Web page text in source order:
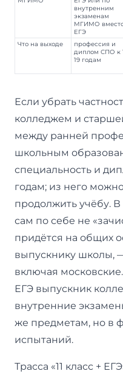
внутренним
экзаменам
МГИМО
ЕГЭ
Что на выходе
профессия и
диплом СПО к
19 годам
Если убрать
колледжем и
между ранней
школьным
специальность и
годам; из него
продолжить учёбу.
сам по себе не
придётся на общих
выпускнику школы,
включая
ЕГЭ выпускник
внутренние
же предметам, но в
испытаний.
Трасса «11 класс +